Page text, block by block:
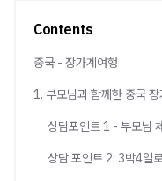
Contents
중국 - 장가계여행
1. 부모님과 함께한 중국
상담포인트 1 - 부모님
상담 포인트 2: 3박4일